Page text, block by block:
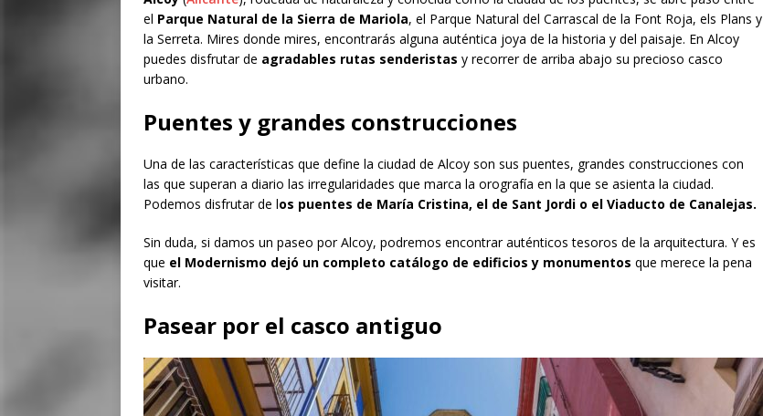
el Parque Natural de la Sierra de Mariola, el Parque Natural del Carrascal de la Font Roja, els Plans y
la Serreta. Mires donde mires, encontrarás alguna auténtica joya de la historia y del paisaje. En Alcoy
puedes disfrutar de agradables rutas senderistas y recorrer de arriba abajo su precioso casco
urbano.
Puentes y grandes construcciones
Una de las características que define la ciudad de Alcoy son sus puentes, grandes construcciones con
las que superan a diario las irregularidades que marca la orografía en la que se asienta la ciudad.
Podemos disfrutar de los puentes de María Cristina, el de Sant Jordi o el Viaducto de Canalejas.
Sin duda, si damos un paseo por Alcoy, podremos encontrar auténticos tesoros de la arquitectura. Y es
que el Modernismo dejó un completo catálogo de edificios y monumentos que merece la pena
visitar.
Pasear por el casco antiguo